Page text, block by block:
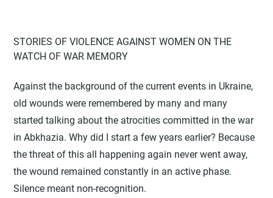
STORIES OF VIOLENCE AGAINST WOMEN ON THE
WATCH OF WAR MEMORY
Against the background of the current events in Ukraine,
old wounds were remembered by many and many
started talking about the atrocities committed in the war
in Abkhazia. Why did I start a few years earlier? Because
the threat of this all happening again never went away,
the wound remained constantly in an active phase.
Silence meant non-recognition.